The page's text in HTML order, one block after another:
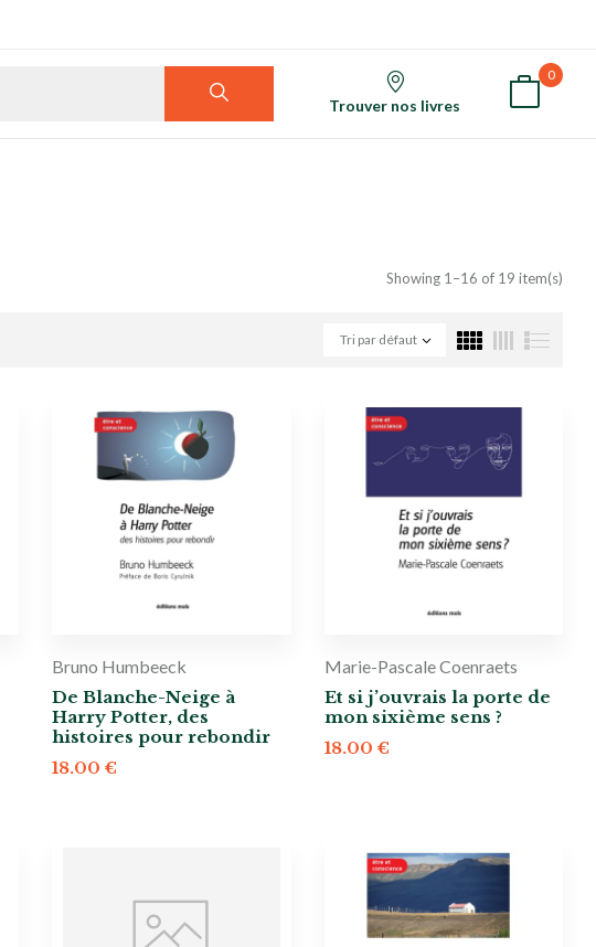
Trouver nos livres
0
Showing 1–16 of 19 item(s)
Tri par défaut
Bruno Humbeeck
De Blanche-Neige à
Harry Potter, des
histoires pour rebondir
18.00€
Marie-Pascale Coenraets
Et si j’ouvrais la porte de
mon sixième sens ?
18.00 €